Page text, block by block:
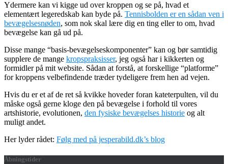
Ydermere kan vi kigge ud over kroppen og se på, hvad et
elementært legeredskab kan byde på. Tennisbolden er en sådan ven i
bevægelsesnøden, som nok skal lære dig en ting eller to om, hvad
bevægelse kan gå ud på.
Disse mange “basis-bevægelseskomponenter” kan og bør samtidig
supplere de mange kropspraksisser, jeg også har i kikkerten og
formidler på mit website. Sådan at forstå, at forskellige “platforme”
for kroppens velbefindende træder tydeligere frem hen ad vejen.
Hvis du er et af de ret så kvikke hoveder foran kateterpulten, vil du
måske også gerne kloge den på bevægelse i forhold til vores
artshistorie, evolutionen, den fysiske bevægelses historie og alt
muligt andet.
Her lyder rådet: Følg med på jesperabild.dk’s blog
Åbningstider